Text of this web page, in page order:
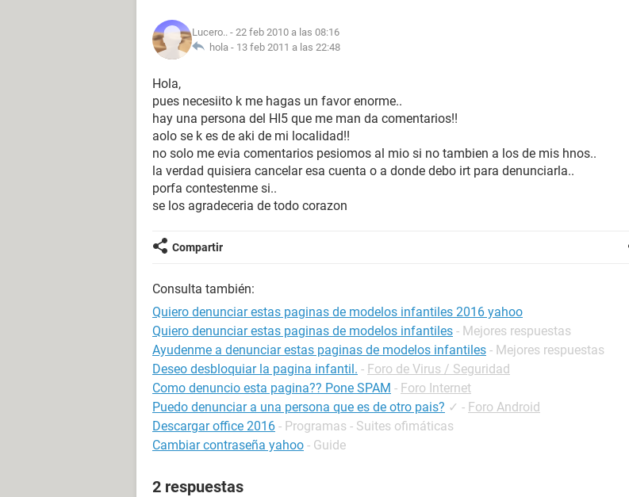
Lucero.. - 22 feb 2010 a las 08:16
hola - 13 feb 2011 a las 22:48
Hola,
pues necesiito k me hagas un favor enorme..
hay una persona del HI5 que me man da comentarios!!
aolo se k es de aki de mi localidad!!
no solo me evia comentarios pesiomos al mio si no tambien a los de mis hnos..
la verdad quisiera cancelar esa cuenta o a donde debo irt para denunciarla..
porfa contestenme si..
se los agradeceria de todo corazon
Compartir
Consulta también:
Quiero denunciar estas paginas de modelos infantiles 2016 yahoo
Quiero denunciar estas paginas de modelos infantiles - Mejores respuestas
Ayudenme a denunciar estas paginas de modelos infantiles - Mejores respuestas
Deseo desbloquiar la pagina infantil. - Foro de Virus / Seguridad
Como denuncio esta pagina?? Pone SPAM - Foro Internet
Puedo denunciar a una persona que es de otro pais? ✓ - Foro Android
Descargar office 2016 - Programas - Suites ofimáticas
Cambiar contraseña yahoo - Guide
2 respuestas